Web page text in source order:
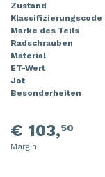
Zustand
Klassifizierungscode
Marke des Teils
Radschrauben
Material
ET-Wert
Jot
Besonderheiten
€ 103,50
Margin